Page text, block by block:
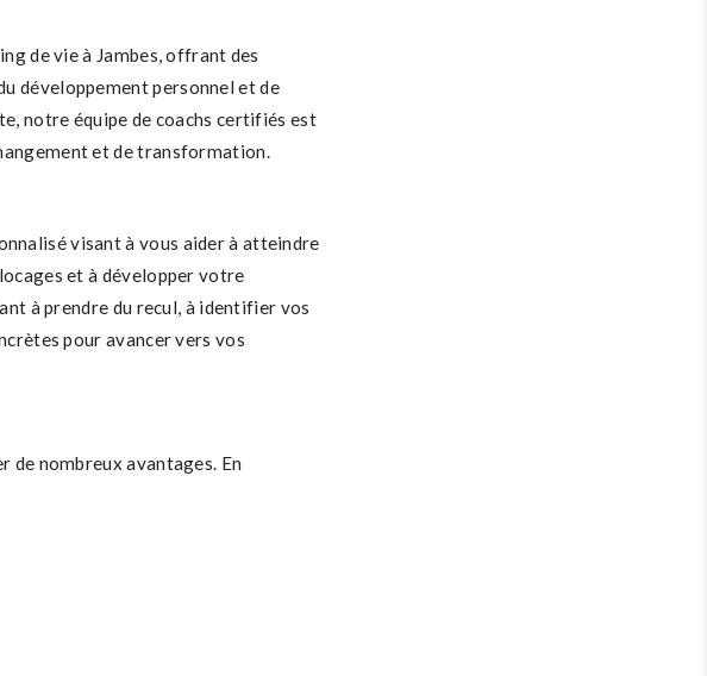
de vie à Jambes, offrant des
développement personnel et de
notre équipe de coachs certifiés est
et de transformation.
visant à vous aider à atteindre
et à développer votre
à prendre du recul, à identifier vos
pour avancer vers vos
de nombreux avantages. En